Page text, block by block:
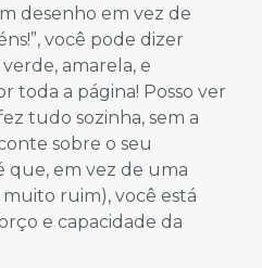
desenho em vez de
você pode dizer
verde, amarela, e
toda a página! Posso ver
tudo sozinha, sem a
sobre o seu
que, em vez de uma
ruim), você está
e capacidade da